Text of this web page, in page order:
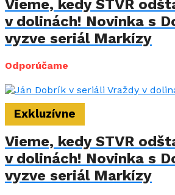
Vieme, kedy STVR
v dolinách! Novinka s
vyzve seriál Markízy
Odporúčame
Exkluzívne
Vieme, kedy STVR
v dolinách! Novinka s
vyzve seriál Markízy